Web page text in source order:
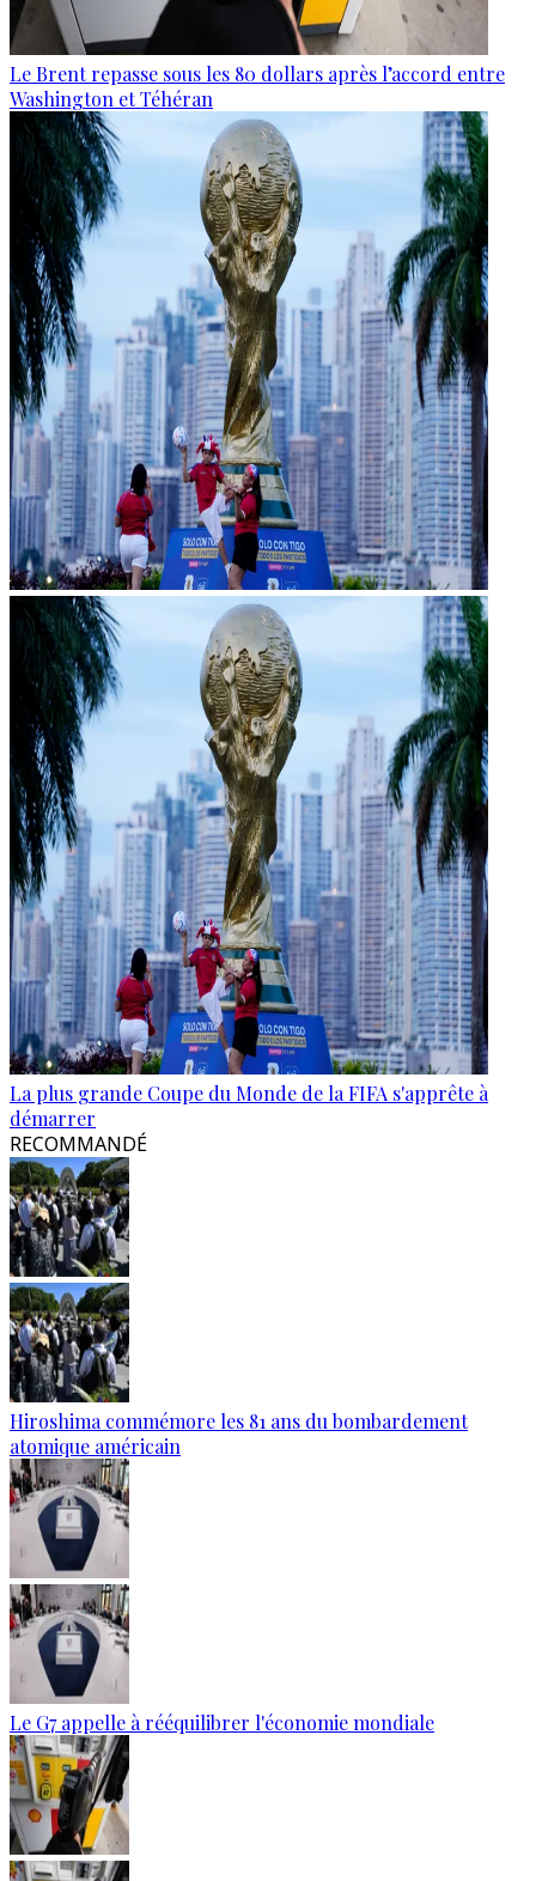
Le Brent repasse sous les 80 dollars après l’accord entre
Washington et Téhéran
La plus grande Coupe du Monde de la FIFA s'apprête à
démarrer
RECOMMANDÉ
Hiroshima commémore les 81 ans du bombardement
atomique américain
Le G7 appelle à rééquilibrer l'économie mondiale